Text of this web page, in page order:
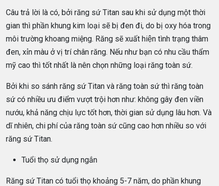
Câu trả lời là có, bởi răng sứ Titan sau khi sử dụng một thời
gian thì phần khung kim loại sẽ bị đen đi, do bị oxy hóa trong
môi trường khoang miệng. Răng sẽ xuất hiện tình trạng thâm
đen, xỉn màu ở vị trí chân răng. Nếu như bạn có nhu cầu thẩm
mỹ cao thì tốt nhất là nên chọn những loại răng toàn sứ.
Bởi khi so sánh răng sứ Titan và răng toàn sứ thì răng toàn
sứ có nhiều ưu điểm vượt trội hơn như: không gây đen viền
nướu, khả năng chịu lực tốt hơn, thời gian sử dụng lâu hơn. Và
dĩ nhiên, chi phí của răng toàn sứ cũng cao hơn nhiều so với
răng sứ Titan.
Tuổi thọ sử dụng ngắn
Răng sứ Titan có tuổi thọ khoảng 5-7 năm, do phần khung